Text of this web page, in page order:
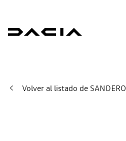
Volver al listado de SANDERO